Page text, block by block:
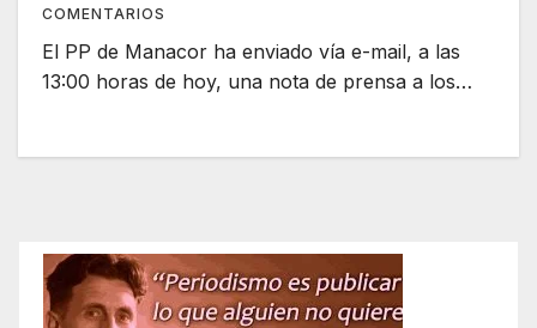
COMENTARIOS
El PP de Manacor ha enviado vía e-mail, a las
13:00 horas de hoy, una nota de prensa a los…